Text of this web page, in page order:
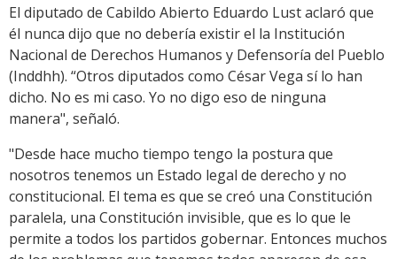
Link
El diputado de Cabildo Abierto Eduardo Lust aclaró que
él nunca dijo que no debería existir el la Institución
Nacional de Derechos Humanos y Defensoría del Pueblo
(Inddhh). “Otros diputados como César Vega sí lo han
dicho. No es mi caso. Yo no digo eso de ninguna
manera", señaló.
"Desde hace mucho tiempo tengo la postura que
nosotros tenemos un Estado legal de derecho y no
constitucional. El tema es que se creó una Constitución
paralela, una Constitución invisible, que es lo que le
permite a todos los partidos gobernar. Entonces muchos